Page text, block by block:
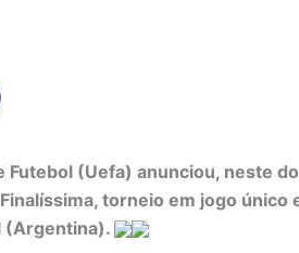
Futebol (Uefa) anunciou, neste
torneio em jogo único
(Argentina).